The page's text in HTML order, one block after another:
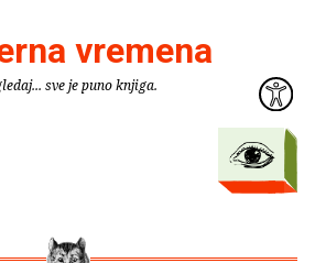
vremena
sve je puno knjiga.